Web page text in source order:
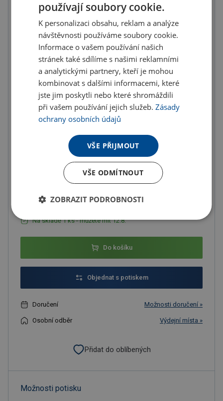
ks
Množstevní slevy
od
10 ks
56.79 Kč
(-5.00%)
od
20 ks
54.40 Kč
(-9.00%)
50 ks
(-13.00%)
od
od
200 ks
od
ks
Na skladě 1 ks - můžete mít 12.8.
Do košíku
Objednat s potiskem
Doručení Možnosti doručení »
Osobní odběr Výdejní místa »
Přidat do oblíbených
Možnosti potisku
používají soubory cookie.
K personalizaci obsahu, reklam a analýze
návštěvnosti používáme soubory cookie.
Informace o vašem používání našich
stránek také sdílíme s našimi reklamními
a analytickými partnery, kteří je mohou
kombinovat s dalšími informacemi, které
jste jim poskytli nebo které shromáždili
při vašem používání jejich služeb.Zásady
ochrany osobních údajů
VŠE PŘIJMOUT
VŠE ODMÍTNOUT
ZOBRAZIT PODROBNOSTI